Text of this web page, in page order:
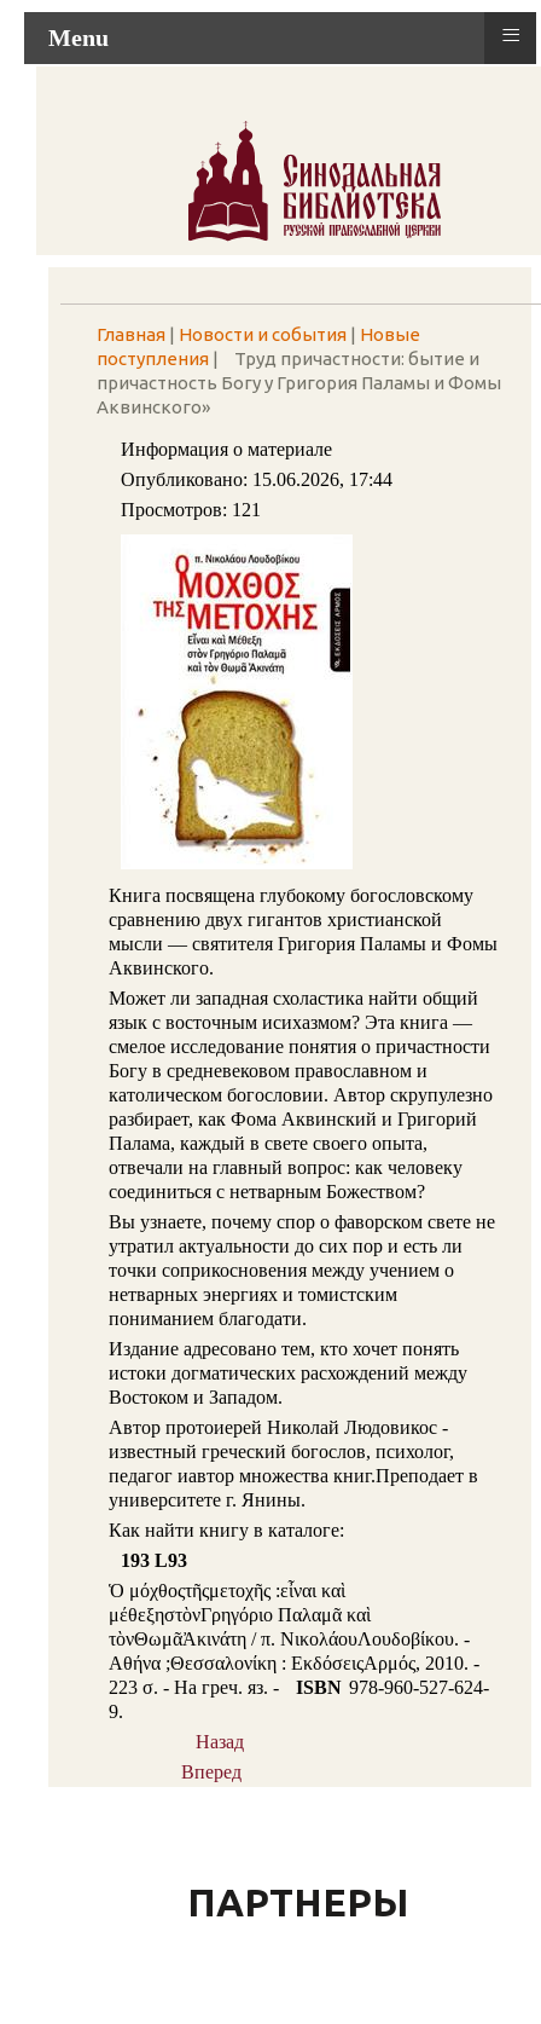
Главная | Новости и события | Новые
поступления |
Труд причастности: бытие и
причастность Богу у Григория Паламы и Фомы
Аквинского»
Информация о материале
Опубликовано: 15.06.2026, 17:44
Просмотров: 121
Книга посвящена глубокому богословскому
сравнению двух гигантов христианской
мысли — святителя Григория Паламы и Фомы
Аквинского.
Может ли западная схоластика найти общий
язык с восточным исихазмом? Эта книга —
смелое исследование понятия о причастности
Богу в средневековом православном и
католическом богословии. Автор скрупулезно
разбирает, как Фома Аквинский и Григорий
Палама, каждый в свете своего опыта,
отвечали на главный вопрос: как человеку
соединиться с нетварным Божеством?
Вы узнаете, почему спор о фаворском свете не
утратил актуальности до сих пор и есть ли
точки соприкосновения между учением о
нетварных энергиях и томистским
пониманием благодати.
Издание адресовано тем, кто хочет понять
истоки догматических расхождений между
Востоком и Западом.
Автор протоиерей Николай Людовикос -
известный греческий богослов, психолог,
педагог иавтор множества книг.Преподает в
университете г. Янины.
Как найти книгу в каталоге:
193 L93
Ὁ μόχθοςτῆςμετοχῆς :εἶναι καὶ
μέθεξηστὸνΓρηγόριο Παλαμᾶ καὶ
τὸνΘωμᾶἈκινάτη / π. ΝικολάουΛουδοβίκου. -
Αθήνα ;Θεσσαλονίκη : ΕκδόσειςΑρμός, 2010. -
223 σ. - На греч. яз. -
ISBN 978-960-527-624-
9.
Назад
Вперед
ПАРТНЕРЫ
Menu ≡